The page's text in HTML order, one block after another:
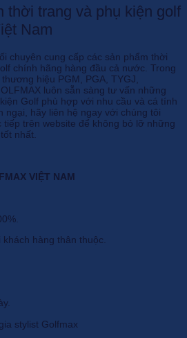
thời trang và phụ kiện golf
Nam
chuyên cung cấp các sản phẩm thời
chính hãng hàng đầu cả nước. Trong
hiệu PGM, PGA, TYGJ,
luôn sẵn sàng tư vấn những
Golf phù hợp với nhu cầu và cá tính
hãy liên hệ ngay với chúng tôi
trên website để không bỏ lỡ những
nhất.
VIỆT NAM
hàng thân thuộc.
stylist Golfmax